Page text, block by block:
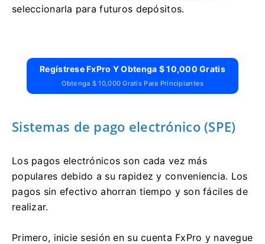
seleccionarla para futuros depósitos.
Regístrese FxPro Y Obtenga $ 10,000 Gratis
Obtenga $ 10,000 Gratis Para Principiantes
Sistemas de pago electrónico (SPE)
Los pagos electrónicos son cada vez más
populares debido a su rapidez y conveniencia. Los
pagos sin efectivo ahorran tiempo y son fáciles de
realizar.
Primero, inicie sesión en su cuenta FxPro y navegue